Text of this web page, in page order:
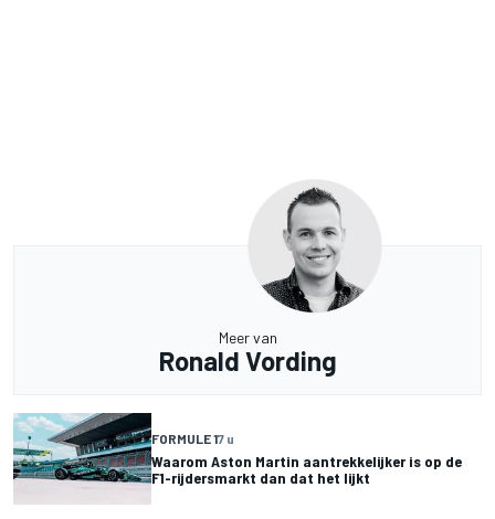
Meer van
Ronald Vording
FORMULE 17 u
Waarom Aston Martin aantrekkelijker is op de
F1-rijdersmarkt dan dat het lijkt